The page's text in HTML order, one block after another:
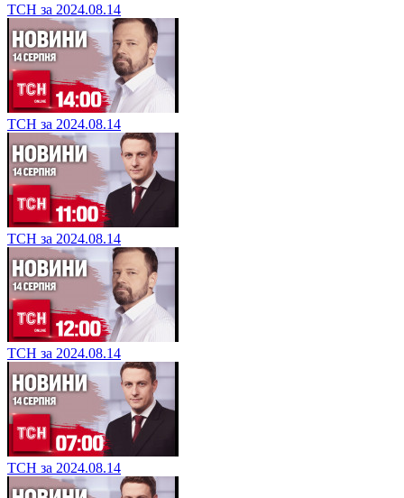
ТСН за 2024.08.14
ТСН за 2024.08.14
ТСН за 2024.08.14
ТСН за 2024.08.14
ТСН за 2024.08.14